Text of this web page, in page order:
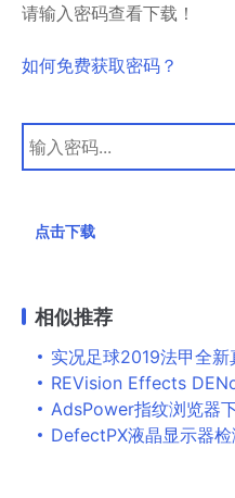
请输入密码查看下载！
如何免费获取密码？
点击下载
相似推荐
实况足球2019法甲全
REVision Effects
AdsPower指纹浏览器下
DefectPX液晶显示器